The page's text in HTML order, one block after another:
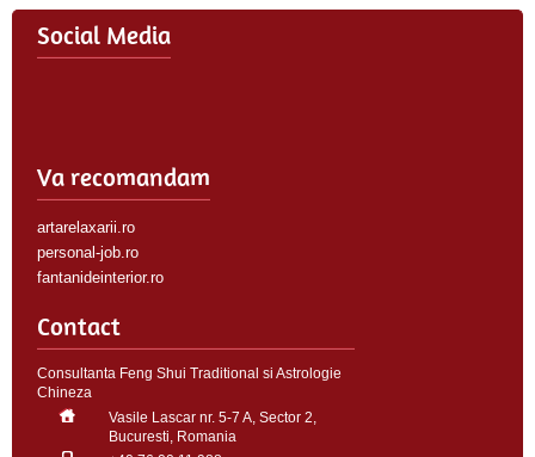
Social Media
Va recomandam
artarelaxarii.ro
personal-job.ro
fantanideinterior.ro
Contact
Consultanta Feng Shui Traditional si Astrologie
Chineza
Vasile Lascar nr. 5-7 A, Sector 2,
Bucuresti, Romania